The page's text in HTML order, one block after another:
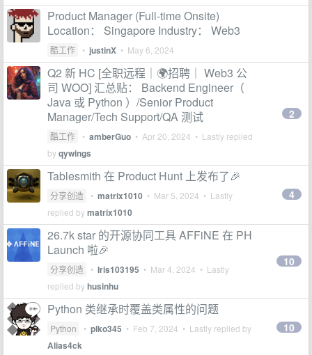
Product Manager (Full-time Onsite)
Location： Singapore Industry： Web3
酷工作 • justinX • May 6, 2024
Q2 新 HC [全职远程｜🌍招聘｜ Web3 公
司 WOO] 汇总贴： Backend Engineer（
Java 或 Python ）/Senior Product
Manager/Tech Support/QA 测试
酷工作 • amberGuo • Apr 20, 2024 • Lastly replied
byqywings
2
Tablesmith 在 Product Hunt 上发布了🎉
分享创造 • matrix1010 • Mar 5, 2024 • Lastly
replied bymatrix1010
4
26.7k star 的开源协同工具 AFFiNE 在 PH
Launch 啦🎉
分享创造 • Iris103195 • Mar 4, 2024 • Lastly
replied byhusinhu
10
Python 类继承时覆盖类属性的问题
Python • plko345 • Feb 7, 2024 • Lastly replied by
Alias4ck
10